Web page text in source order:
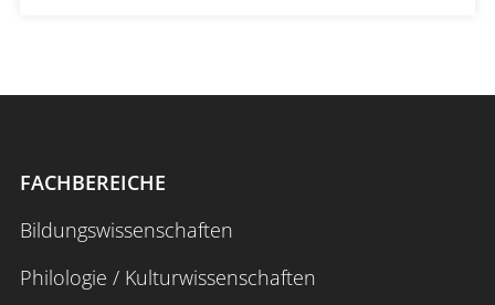
FACHBEREICHE
Bildungswissenschaften
Philologie / Kulturwissenschaften